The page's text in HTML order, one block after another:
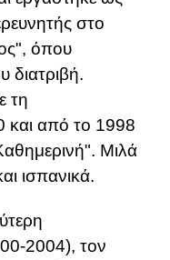
στο
όπου
διατριβή.
τη
και από το 1998
Μιλά
ισπανικά.
2004), τον